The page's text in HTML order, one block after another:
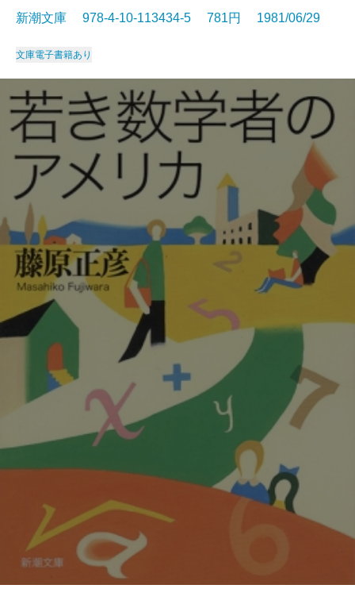
新潮文庫 978-4-10-113434-5 781円 1981/06/29
文庫電子書籍あり